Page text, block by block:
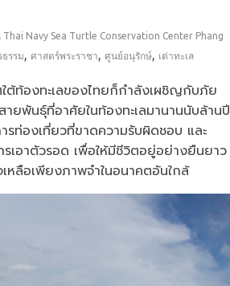
Thai Navy Sea Turtle Conservation Center Phang
รรม, ศาสตร์พระราชา, ศูนย์อนุรักษ์, เต่าทะเล
ต้ท้องทะเลของไทยก็กำลังเผชิญกับภัย
ยพันธุ์ที่อาศัยในท้องทะเลมานานนับล้านปี
ท่องเที่ยวที่ขาดความรับผิดชอบ และ
เอาตัวรอด เพื่อให้มีชีวิตอยู่อย่างยืนยาว
หลือเพียงภาพจำในอนาคตอันใกล้